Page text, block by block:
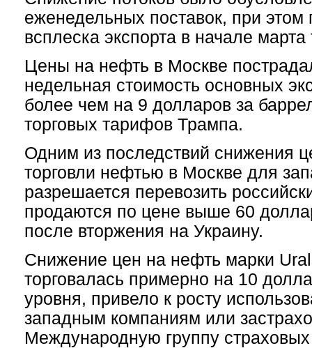
еженедельных поставок, при
всплеска экспорта в начале
Цены на нефть в Москве
недельная стоимость основных
более чем на 9 долларов за
торговых тарифов Трампа.
Одним из последствий снижения
торговли нефтью в Москве для
разрешается перевозить
продаются по цене выше 60
после вторжения на Украину.
Снижение цен на нефть марки
торговалась примерно на 10
уровня, привело к росту
западным компаниям или
Международную группу